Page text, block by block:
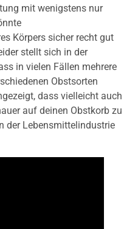
mit wenigstens nur
Körpers sicher recht gut
stellt sich in der
in vielen Fällen mehrere
Obstsorten
dass vielleicht auch
auf deinen Obstkorb zu
der Lebensmittelindustrie